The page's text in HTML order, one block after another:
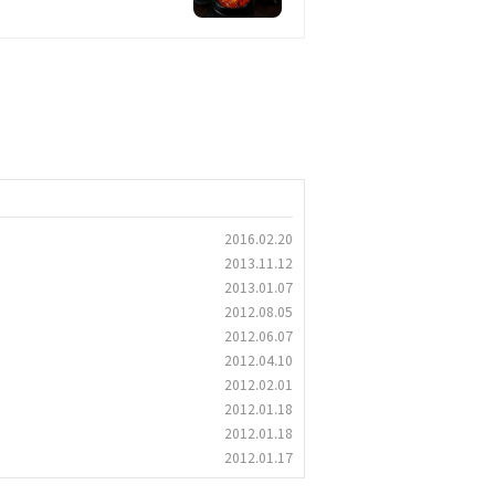
2016.02.20
2013.11.12
2013.01.07
2012.08.05
2012.06.07
2012.04.10
2012.02.01
2012.01.18
2012.01.18
2012.01.17